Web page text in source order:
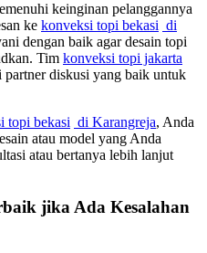
keinginan pelanggannya
ke konveksi topi bekasi di
dengan baik agar desain topi
Tim konveksi topi jakarta
partner diskusi yang baik untuk
topi bekasi di Karangreja, Anda
atau model yang Anda
atau bertanya lebih lanjut
jika Ada Kesalahan